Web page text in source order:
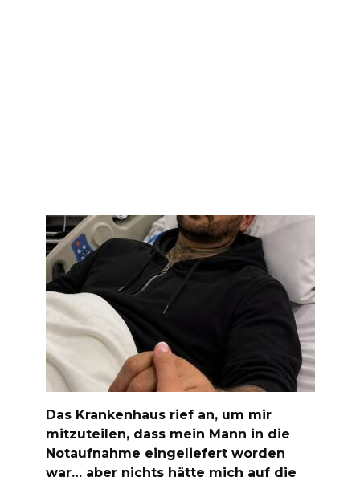
Das Krankenhaus rief an, um mir
mitzuteilen, dass mein Mann in die
Notaufnahme eingeliefert worden
war… aber nichts hätte mich auf die